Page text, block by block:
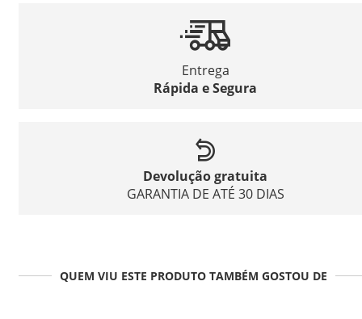
Entrega
Rápida e Segura
Devolução gratuita
GARANTIA DE ATÉ 30 DIAS
QUEM VIU ESTE PRODUTO TAMBÉM GOSTOU DE